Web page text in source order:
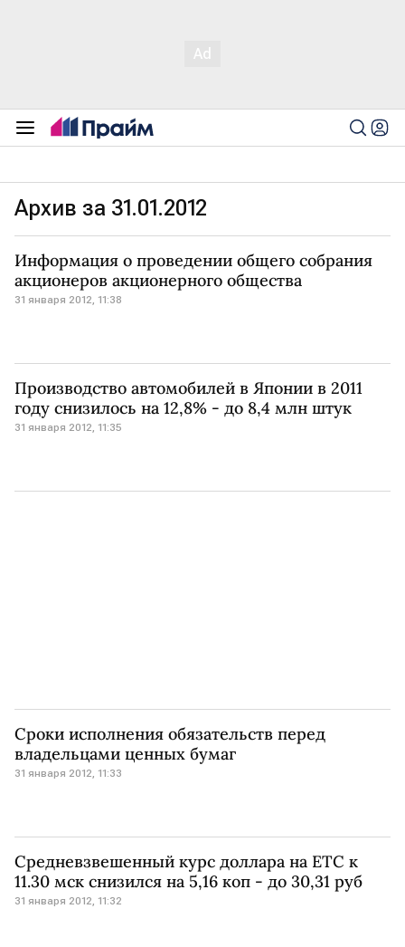
Архив за 31.01.2012
Информация о проведении общего собрания
акционеров акционерного общества
31 января 2012, 11:38
Производство автомобилей в Японии в 2011
году снизилось на 12,8% - до 8,4 млн штук
31 января 2012, 11:35
Сроки исполнения обязательств перед
владельцами ценных бумаг
31 января 2012, 11:33
Средневзвешенный курс доллара на ЕТС к
11.30 мск снизился на 5,16 коп - до 30,31 руб
31 января 2012, 11:32